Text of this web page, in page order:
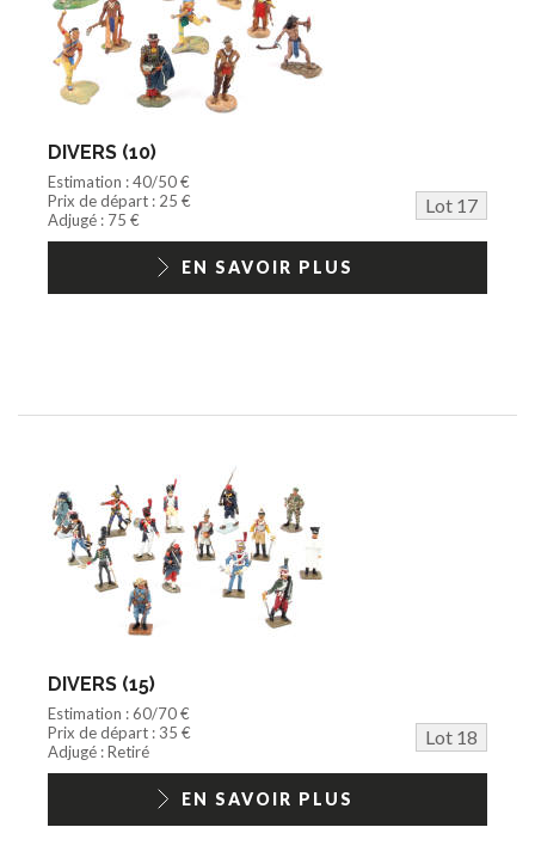
DIVERS (10)
Estimation : 40/50 €
Prix de départ : 25 €
Lot 17
Adjugé : 75 €
EN SAVOIR PLUS
DIVERS (15)
Estimation : 60/70 €
Prix de départ : 35 €
Lot 18
Adjugé : Retiré
EN SAVOIR PLUS